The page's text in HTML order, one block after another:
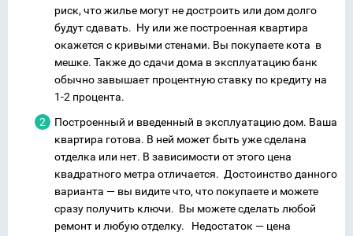
риск, что жилье могут не достроить или дом долго
будут сдавать. Ну или же построенная квартира
окажется с кривыми стенами. Вы покупаете кота в
мешке. Также до сдачи дома в эксплуатацию банк
обычно завышает процентную ставку по кредиту на
1-2 процента.
Построенный и введенный в эксплуатацию дом. Ваша
квартира готова. В ней может быть уже сделана
отделка или нет. В зависимости от этого цена
квадратного метра отличается. Достоинство данного
варианта — вы видите что, что покупаете и можете
сразу получить ключи. Вы можете сделать любой
ремонт и любую отделку. Недостаток — цена